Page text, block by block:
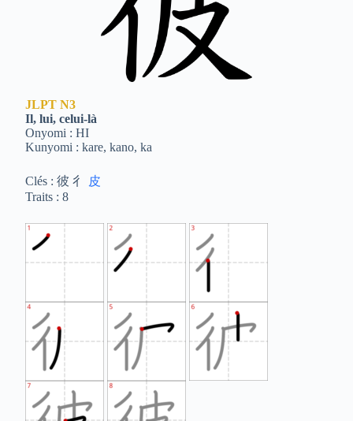
JLPT N3
Il, lui, celui-là
Onyomi : HI
Kunyomi : kare, kano, ka
Clés : 彼 彳 皮
Traits : 8